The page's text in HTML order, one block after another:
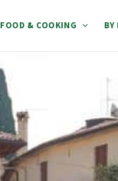
FOOD & COOKING